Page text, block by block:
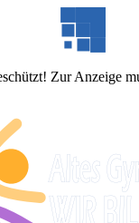
Zur Anzeige